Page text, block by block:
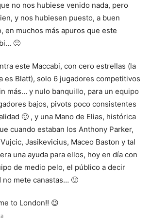
no nos hubiese venido nada, pero
y nos hubiesen puesto, a buen
en muchos más apuros que este
🙂
este Maccabi, con cero estrellas (la
es Blatt), solo 6 jugadores competitivos
más… y nulo banquillo, para un equipo
bajos, pivots poco consistentes
🙂 , y una Mano de Elias, histórica
cuando estaban los Anthony Parker,
Jasikevicius, Maceo Baston y tal
una ayuda para ellos, hoy en día con
de medio pelo, el público a decir
no mete canastas… 🙂
to London!! 😉